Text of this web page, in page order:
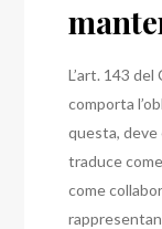
L’art. 143
comporta
questa,
traduce
come